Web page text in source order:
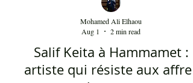
Mohamed Ali Elhaou
Aug 1
2 min read